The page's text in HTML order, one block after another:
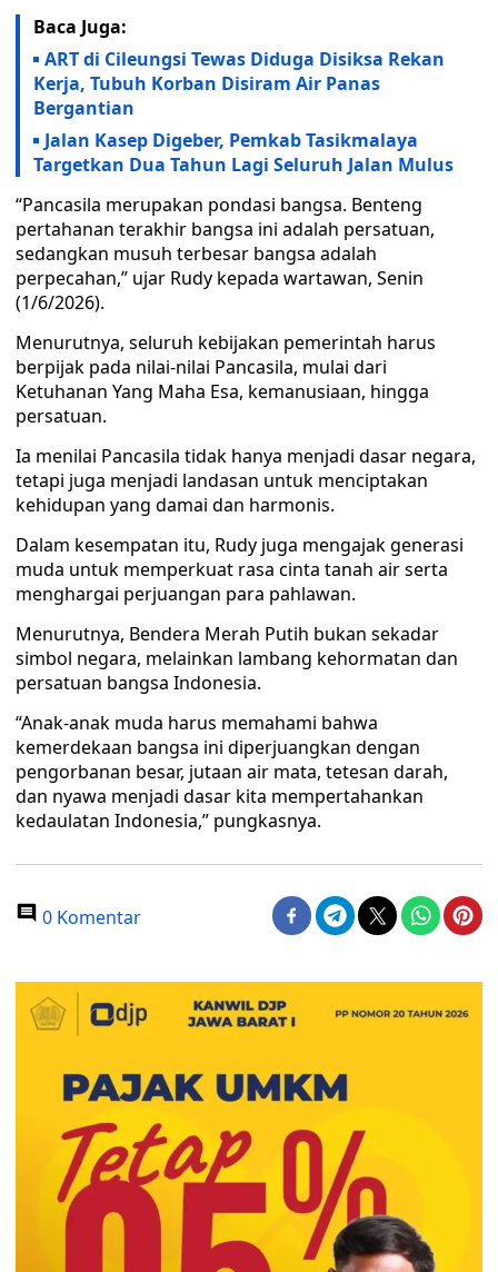
Baca Juga:
ART di Cileungsi Tewas Diduga Disiksa Rekan
Kerja, Tubuh Korban Disiram Air Panas
Bergantian
Jalan Kasep Digeber, Pemkab Tasikmalaya
Targetkan Dua Tahun Lagi Seluruh Jalan Mulus
“Pancasila merupakan pondasi bangsa. Benteng
pertahanan terakhir bangsa ini adalah persatuan,
sedangkan musuh terbesar bangsa adalah
perpecahan,” ujar Rudy kepada wartawan, Senin
(1/6/2026).
Menurutnya, seluruh kebijakan pemerintah harus
berpijak pada nilai-nilai Pancasila, mulai dari
Ketuhanan Yang Maha Esa, kemanusiaan, hingga
persatuan.
Ia menilai Pancasila tidak hanya menjadi dasar negara,
tetapi juga menjadi landasan untuk menciptakan
kehidupan yang damai dan harmonis.
Dalam kesempatan itu, Rudy juga mengajak generasi
muda untuk memperkuat rasa cinta tanah air serta
menghargai perjuangan para pahlawan.
Menurutnya, Bendera Merah Putih bukan sekadar
simbol negara, melainkan lambang kehormatan dan
persatuan bangsa Indonesia.
“Anak-anak muda harus memahami bahwa
kemerdekaan bangsa ini diperjuangkan dengan
pengorbanan besar, jutaan air mata, tetesan darah,
dan nyawa menjadi dasar kita mempertahankan
kedaulatan Indonesia,” pungkasnya.
0 Komentar